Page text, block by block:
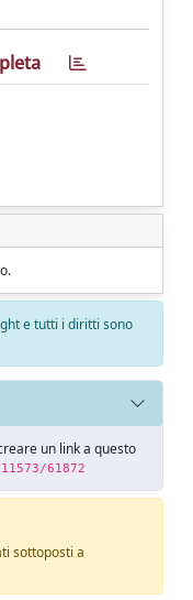
e tutti i diritti sono
un link a questo
61872
sottoposti a